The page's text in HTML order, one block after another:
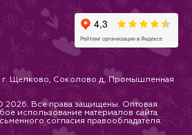
г. Щелково, Соколово д, Промышленная
Все права защищены. Оптовая
использование материалов сайта
согласия правообладателя.